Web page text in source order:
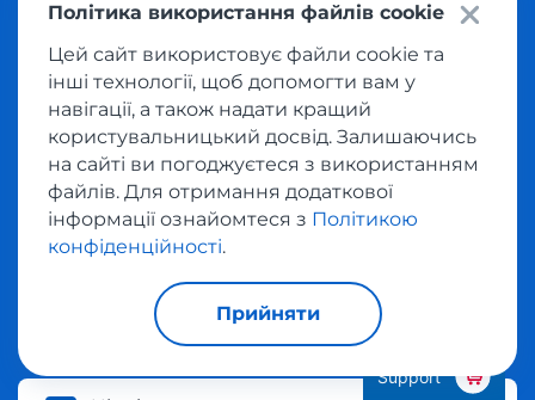
Наш додаток
App Store Google Play
Змінити країну
Ви можете змінити країну і вивчити вміст сайту
для іншого регіону.
Політика використання файлів cookie
Цей сайт використовує файли cookie та
інші технології, щоб допомогти вам у
навігації, а також надати кращий
користувальницький досвід. Залишаючись
на сайті ви погоджуєтеся з використанням
файлів. Для отримання додаткової
інформації ознайомтеся з Політикою
конфіденційності.
Прийняти
Support